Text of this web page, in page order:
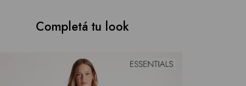
Completá tu look